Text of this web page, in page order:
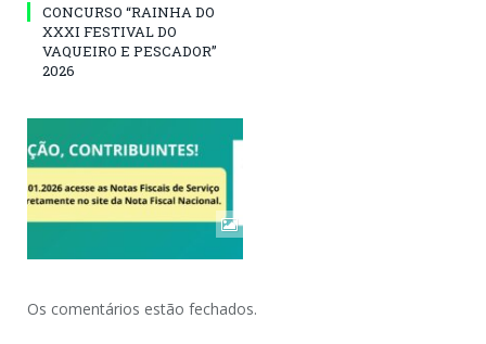
CONCURSO “RAINHA DO
XXXI FESTIVAL DO
VAQUEIRO E PESCADOR”
2026
Os comentários estão fechados.